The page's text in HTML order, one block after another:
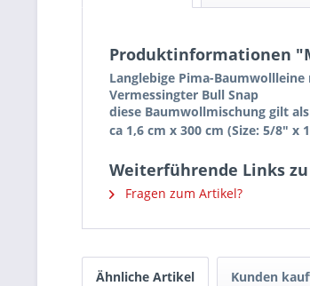
Produktinformationen
Langlebige Pima-Baumwollleine
Vermessingter Bull Snap
diese Baumwollmischung gilt
ca 1,6 cm x 300 cm (Size: 5/8″ x
Weiterführende Links
Fragen zum Artikel?
Ähnliche Artikel Kunden